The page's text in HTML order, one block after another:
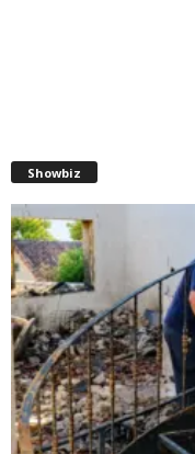
Showbiz